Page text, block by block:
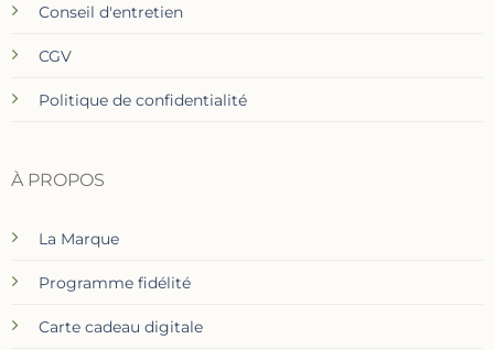
Conseil d'entretien
CGV
Politique de confidentialité
À PROPOS
La Marque
Programme fidélité
Carte cadeau digitale